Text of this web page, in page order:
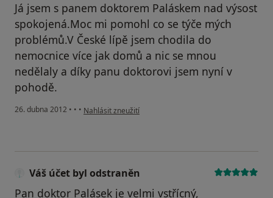
Já jsem s panem doktorem Paláskem nad výsost
spokojená.Moc mi pomohl co se týče mých
problémů.V České lípě jsem chodila do
nemocnice více jak domů a nic se mnou
nedělaly a díky panu doktorovi jsem nyní v
pohodě.
26. dubna 2012 • • • podle názoru uživatele Váš účet byl odstraněn
Nahlásit zneužití
Váš účet byl odstraněn
Pan doktor Palásek je velmi vstřícný,